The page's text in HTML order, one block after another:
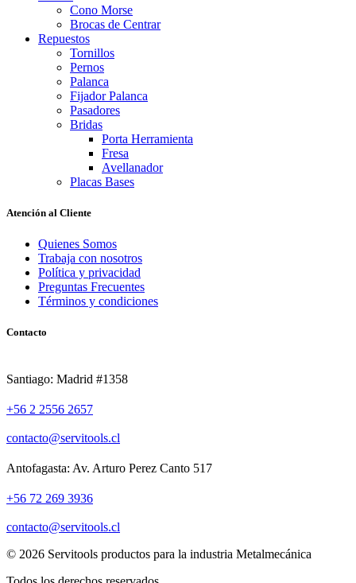
Cono Morse
Brocas de Centrar
Repuestos
Tornillos
Pernos
Palanca
Fijador Palanca
Pasadores
Bridas
Porta Herramienta
Fresa
Avellanador
Placas Bases
Atención al Cliente
Quienes Somos
Trabaja con nosotros
Política y privacidad
Preguntas Frecuentes
Términos y condiciones
Contacto
Santiago: Madrid #1358
+56 2 2556 2657
contacto@servitools.cl
Antofagasta: Av. Arturo Perez Canto 517
+56 72 269 3936
contacto@servitools.cl
© 2026 Servitools productos para la industria Metalmecánica